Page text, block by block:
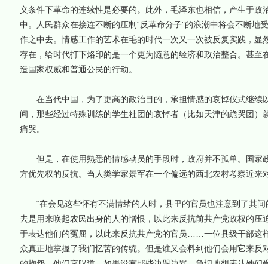
义条件下革命的连续性是必要的。此外，毛泽东也相信，产生于
中。人民群众在接连不断的压制“反革命分子”的浪潮中将会不断地
作之中去。情感工作的艺术在毛的时代一次又一次被反复实践，显
存在，给时代打下烙印的是一个更为随意的经济和政治整合。甚
造国家权威和普通公民的行动。
在当代中国，为了更高的政治目的，承担情感的哀悼仪式继续
间，那些经过特殊训练的学生社团的哀悼者（比如天津的跪哭团
痛哭。
但是，在使用熟悉的情感动员的手段时，政府并不孤单。国家
方优先权的反抗。当人类学家景军在一个偏远的西北农村考察近来
“在会见这些怀有不满情绪的人时，县里的官员也注意到了其间
去是用来唤起农民出身的人的憎恨，以此来反抗前共产党政权的
于表达他们的冤屈，以此来反抗共产党的官员……一位县级干部这
众真正地掌握了我们忆苦的传统。但是谁又会料到他们会用它来反